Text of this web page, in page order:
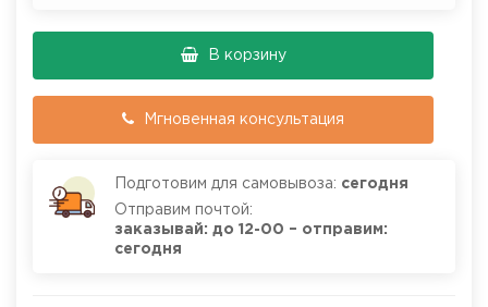
В корзину
Мгновенная консультация
Подготовим для самовывоза: сегодня
Отправим почтой:
заказывай: до 12-00 – отправим:
сегодня